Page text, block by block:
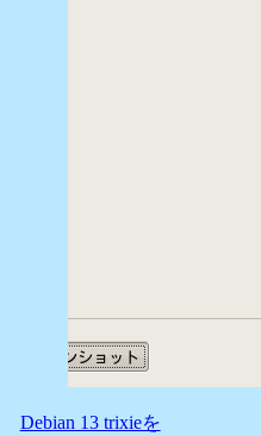
Debian 13 trixieを